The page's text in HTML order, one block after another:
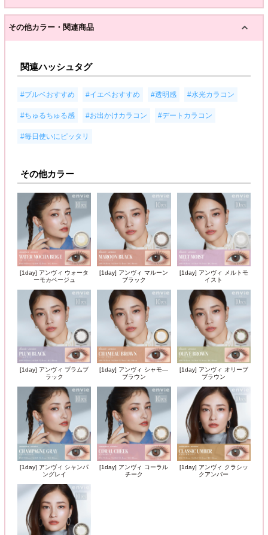
その他カラー・関連商品
関連ハッシュタグ
#ブルベおすすめ #イエベおすすめ #透明感 #水光カラコン
#ちゅるちゅる感 #お出かけカラコン #デートカラコン
#毎日使いにピッタリ
その他カラー
[1day] アンヴィ ウォータ
ーモカベージュ
[1day] アンヴィ マルーン
ブラック
[1day] アンヴィ メルトモ
イスト
[1day] アンヴィ プラムブ
ラック
[1day] アンヴィ シャモ―
ブラウン
[1day] アンヴィ オリーブ
ブラウン
[1day] アンヴィ シャンパ
ングレイ
[1day] アンヴィ コーラル
チーク
[1day] アンヴィ クラシッ
クアンバー